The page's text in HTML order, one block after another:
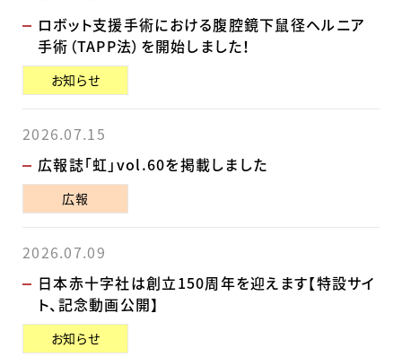
ロボット支援手術における腹腔鏡下鼠径ヘルニア
手術（TAPP法）を開始しました！
お知らせ
2026.07.15
広報誌「虹」vol.60を掲載しました
広報
2026.07.09
日本赤十字社は創立150周年を迎えます【特設サイ
ト、記念動画公開】
お知らせ